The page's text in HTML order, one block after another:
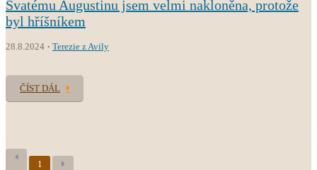
Svatému Augustinu jsem velmi nakloněna, protože
byl hříšníkem
28.8.2024 Terezie z Avily
ČÍST DÁL
1